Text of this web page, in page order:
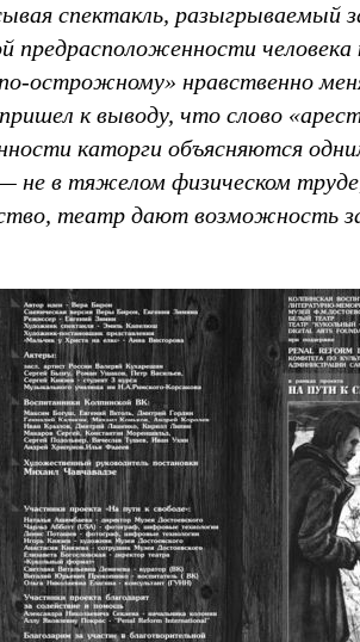
спектакль, разыгрываемый
предрасположенности человека
острожному» нравственно
к выводу, что слово
каторги объясняются
не в тяжелом физическом
театр дают возможность